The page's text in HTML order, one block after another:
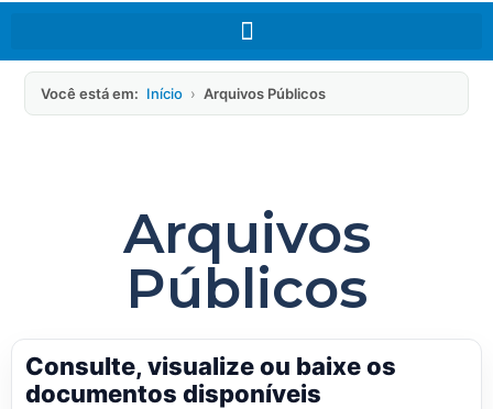
Você está em: Início › Arquivos Públicos
Arquivos
Públicos
Consulte, visualize ou baixe os
documentos disponíveis